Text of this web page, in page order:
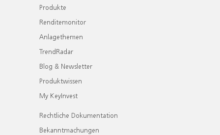
Produkte
Renditemonitor
Anlagethemen
TrendRadar
Blog & Newsletter
Produktwissen
My KeyInvest
Rechtliche Dokumentation
Bekanntmachungen